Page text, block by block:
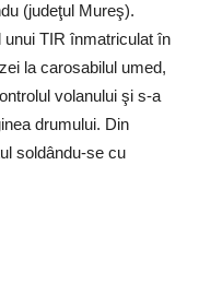
(judeţul Mureş).
unui TIR înmatriculat în
la carosabilul umed,
volanului şi s-a
drumului. Din
soldându-se cu